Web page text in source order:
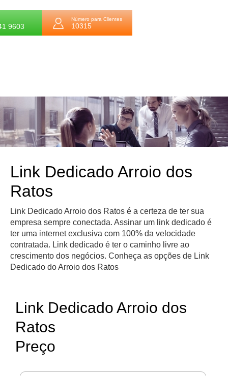
9603
Número para Clientes
10315
Link Dedicado Arroio dos
Ratos
Link Dedicado Arroio dos Ratos é a certeza de ter sua
empresa sempre conectada. Assinar um link dedicado é
ter uma internet exclusiva com 100% da velocidade
contratada. Link dedicado é ter o caminho livre ao
crescimento dos negócios. Conheça as opções de Link
Dedicado do Arroio dos Ratos
Link Dedicado Arroio dos
Ratos
Preço